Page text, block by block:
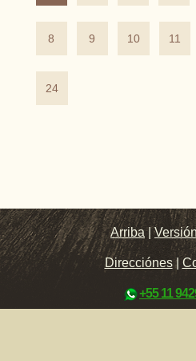
8 9 10 11
24
Arriba |
Direcciónes|
+55 11